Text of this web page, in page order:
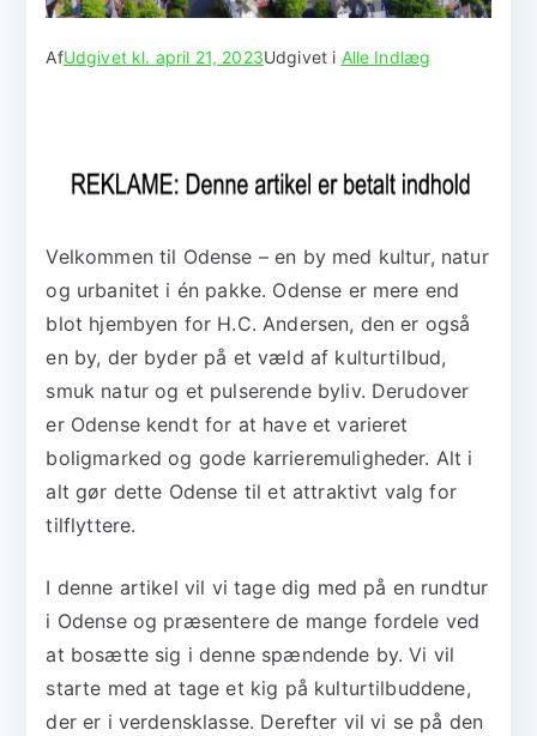
AfUdgivet kl. april 21, 2023Udgivet i Alle Indlæg
Velkommen til Odense – en by med kultur, natur
og urbanitet i én pakke. Odense er mere end
blot hjembyen for H.C. Andersen, den er også
en by, der byder på et væld af kulturtilbud,
smuk natur og et pulserende byliv. Derudover
er Odense kendt for at have et varieret
boligmarked og gode karrieremuligheder. Alt i
alt gør dette Odense til et attraktivt valg for
tilflyttere.
I denne artikel vil vi tage dig med på en rundtur
i Odense og præsentere de mange fordele ved
at bosætte sig i denne spændende by. Vi vil
starte med at tage et kig på kulturtilbuddene,
der er i verdensklasse. Derefter vil vi se på den